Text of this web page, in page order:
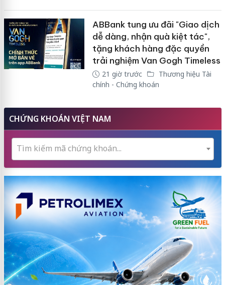
ABBank tung ưu đãi "Giao dịch
dễ dàng, nhận quà kiệt tác",
tặng khách hàng đặc quyền
trải nghiệm Van Gogh Timeless
21 giờ trước
Thương hiệu Tài
chính - Chứng khoán
CHỨNG KHOÁN VIỆT NAM
Tìm kiếm mã chứng khoán...